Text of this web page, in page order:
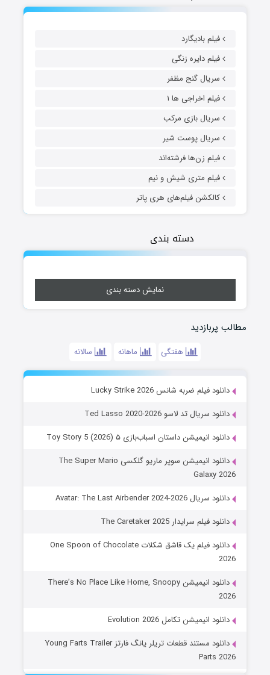
فیلم بادیگارد
فیلم دایره زنگی
سریال گنج مظفر
فیلم اخراجی ها ۱
سریال بازی مرکب
سریال پوست شیر
فیلم زن‌ها فرشته‌اند
فیلم متری شیش و نیم
کالکشن فیلم‌های هری پاتر
دسته بندی
نمایش دسته بندی
مطالب پربازدید
هفتگی ماهانه سالانه
دانلود فیلم ضربه شانس Lucky Strike 2026
دانلود سریال تد لاسو Ted Lasso 2020-2026
دانلود انیمیشن داستان اسباب‌بازی ۵ Toy Story 5 (2026)
دانلود انیمیشن سوپر ماریو گلکسی The Super Mario
Galaxy 2026
دانلود سریال Avatar: The Last Airbender 2024-2026
دانلود فیلم سرایدار The Caretaker 2025
دانلود فیلم یک قاشق شکلات One Spoon of Chocolate
2026
دانلود انیمیشن There’s No Place Like Home, Snoopy
2026
دانلود انیمیشن تکامل Evolution 2026
دانلود مستند قطعات تریلر یانگ فارتز Young Farts Trailer
Parts 2026